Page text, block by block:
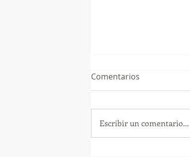
Comentarios
Escribir un comentario...